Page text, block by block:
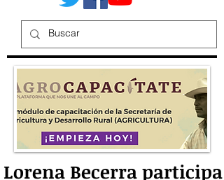
Lorena Becerra participa